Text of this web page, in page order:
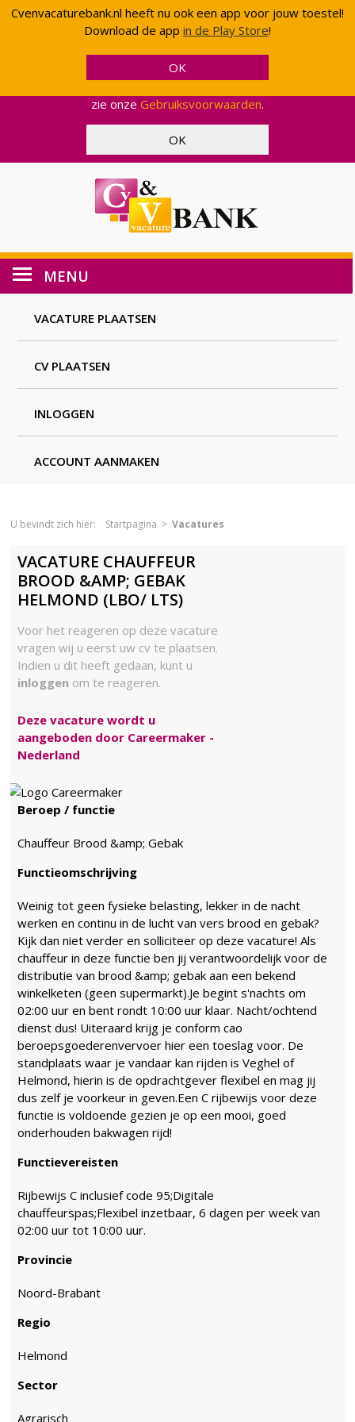
Cvenvacaturebank.nl heeft nu ook een app voor jouw toestel!
Download de app in de Play Store!
Cvenvacaturebank.nl gebruikt cookies en scripts van
Google om uw gebruik van onze website geanonimiseerd
te analyseren. Op deze manier kunnen wij functionaliteit
en effectiviteit aanpassen, zodat wij u een zo optimaal
zie onze Gebruiksvoorwaarden.
MENU
VACATURE PLAATSEN
CV PLAATSEN
INLOGGEN
ACCOUNT AANMAKEN
U bevindt zich hier: Startpagina >Vacatures
VACATURE CHAUFFEUR
BROOD &AMP; GEBAK
HELMOND (LBO/ LTS)
Voor het reageren op deze vacature
vragen wij u eerst uw cv te plaatsen.
Indien u dit heeft gedaan, kunt u
inloggen om te reageren.
Deze vacature wordt u
aangeboden door Careermaker -
Nederland
Beroep / functie
Chauffeur Brood &amp; Gebak
Functieomschrijving
Weinig tot geen fysieke belasting, lekker in de nacht
werken en continu in de lucht van vers brood en gebak?
Kijk dan niet verder en solliciteer op deze vacature! Als
chauffeur in deze functie ben jij verantwoordelijk voor de
distributie van brood &amp; gebak aan een bekend
winkelketen (geen supermarkt).Je begint s'nachts om
02:00 uur en bent rondt 10:00 uur klaar. Nacht/ochtend
dienst dus! Uiteraard krijg je conform cao
beroepsgoederenvervoer hier een toeslag voor. De
standplaats waar je vandaar kan rijden is Veghel of
Helmond, hierin is de opdrachtgever flexibel en mag jij
dus zelf je voorkeur in geven.Een C rijbewijs voor deze
functie is voldoende gezien je op een mooi, goed
onderhouden bakwagen rijd!
Functievereisten
Rijbewijs C inclusief code 95;Digitale
chauffeurspas;Flexibel inzetbaar, 6 dagen per week van
02:00 uur tot 10:00 uur.
Provincie
Noord-Brabant
Regio
Helmond
Sector
Agrarisch